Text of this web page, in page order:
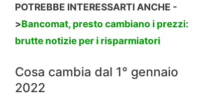
POTREBBE INTERESSARTI ANCHE -
>Bancomat, presto cambiano i prezzi:
brutte notizie per i risparmiatori
Cosa cambia dal 1° gennaio
2022